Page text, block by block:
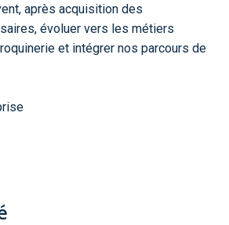
après acquisition des
évoluer vers les métiers
et intégrer nos parcours de